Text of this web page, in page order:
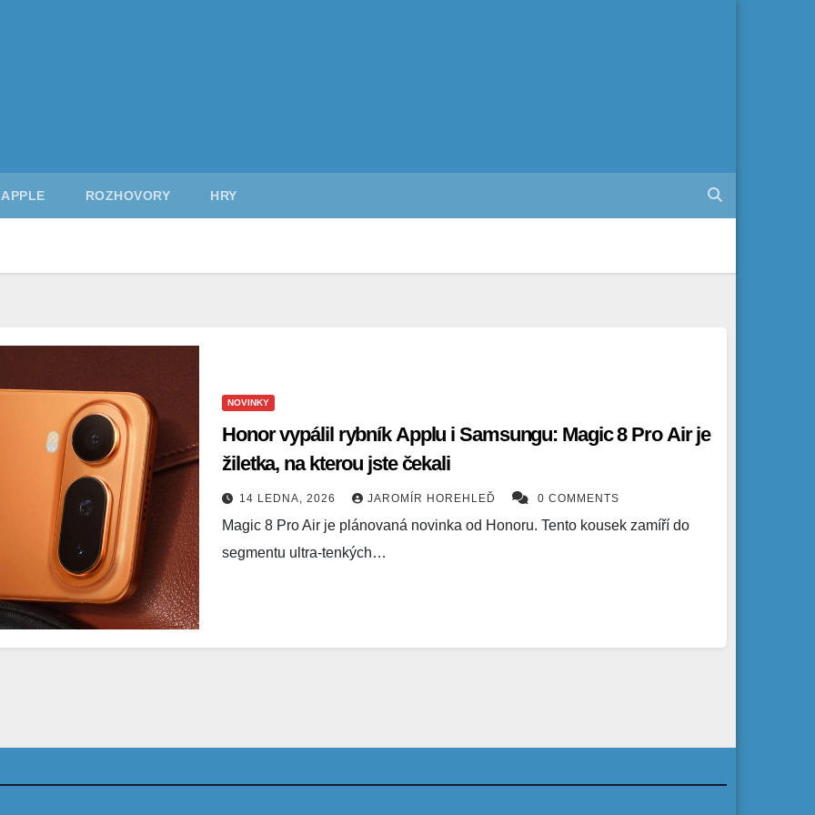
APPLE ROZHOVORY HRY
NOVINKY
Honor vypálil rybník Applu i Samsungu: Magic 8 Pro Air je
žiletka, na kterou jste čekali
14 LEDNA, 2026 JAROMÍR HOREHLEĎ 0 COMMENTS
Magic 8 Pro Air je plánovaná novinka od Honoru. Tento kousek zamíří do
segmentu ultra-tenkých…